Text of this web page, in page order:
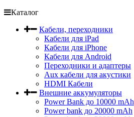
Каталог
Кабели, переходники
Кабели для iPad
Кабели для iPhone
Кабели для Android
Переходники и адаптеры
Aux кабели для акустики
HDMI Кабели
Внешние аккумуляторы
Power Bank до 10000 mAh
Power bank до 20000 mAh